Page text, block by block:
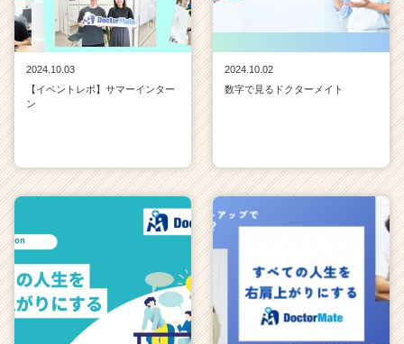
2024.10.03
【イベントレポ】サマーインター
ン
2024.10.02
数字で見るドクターメイト